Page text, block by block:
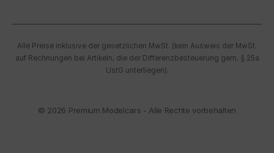
Alle Preise inklusive der gesetzlichen MwSt. (kein Ausweis der MwSt.
auf Rechnungen bei Artikeln, die der Differenzbesteuerung gem. § 25a
UstG unterliegen).
© 2026 Premium Modelcars - Alle Rechte vorbehalten